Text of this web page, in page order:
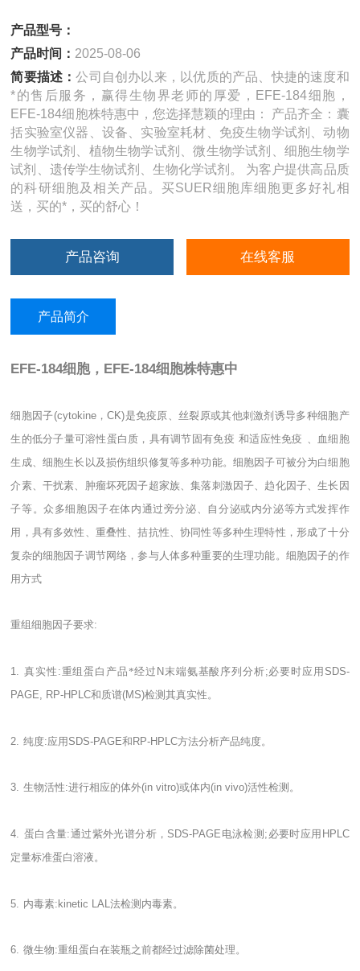
产品型号：
产品时间： 2025-08-06
简要描述：公司自创办以来，以优质的产品、快捷的速度和
*的售后服务，赢得生物界老师的厚爱，EFE-184细胞，
EFE-184细胞株特惠中，您选择慧颖的理由： 产品齐全：囊
括实验室仪器、设备、实验室耗材、免疫生物学试剂、动物
生物学试剂、植物生物学试剂、微生物学试剂、细胞生物学
试剂、遗传学生物试剂、生物化学试剂。 为客户提供高品质
的科研细胞及相关产品。买SUER细胞库细胞更多好礼相
送，买的*，买的舒心！
产品咨询 在线客服
产品简介
EFE-184细胞，EFE-184细胞株特惠中
细胞因子(cytokine，CK)是免疫原、丝裂原或其他刺激剂诱导多种细胞产
生的低分子量可溶性蛋白质，具有调节固有免疫 和适应性免疫
、血细胞
生成、细胞生长以及损伤组织修复等多种功能。细胞因子可被分为白细胞
介素、干扰素、肿瘤坏死因子超家族、集落刺激因子、趋化因子、生长因
子等。众多细胞因子在体内通过旁分泌、自分泌或内分泌等方式发挥作
用，具有多效性、重叠性、拮抗性、协同性等多种生理特性，形成了十分
复杂的细胞因子调节网络，参与人体多种重要的生理功能。细胞因子的作
用方式
重组细胞因子要求:
1. 真实性 :重组蛋白产品*经过 N末端氨基酸序列分析;必要时应用 SDS-
PAGE, RP-HPLC和质谱(MS)检测其真实性。
2. 纯度:应用 SDS-PAGE和 RP-HPLC方法分析产品纯度。
3. 生物活性:进行相应的体外(in vitro)或体内(in vivo)活性检测。
4. 蛋白含量:通过紫外光谱分析， SDS-PAGE 电泳检测 ; 必要时应用 HPLC
定量标准蛋白溶液。
5. 内毒素:kinetic LAL法检测内毒素。
6. 微生物:重组蛋白在装瓶之前都经过滤除菌处理。